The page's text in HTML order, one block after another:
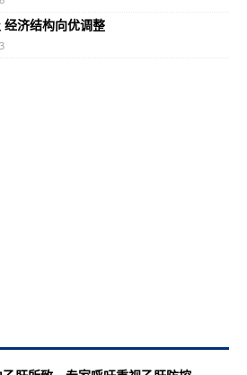
济结构向优调整